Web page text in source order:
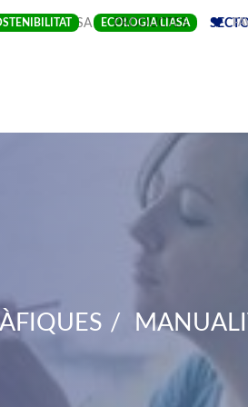
ECOLOGIA LIASA
EMPRESA(CURRENT)
PRODUCTES